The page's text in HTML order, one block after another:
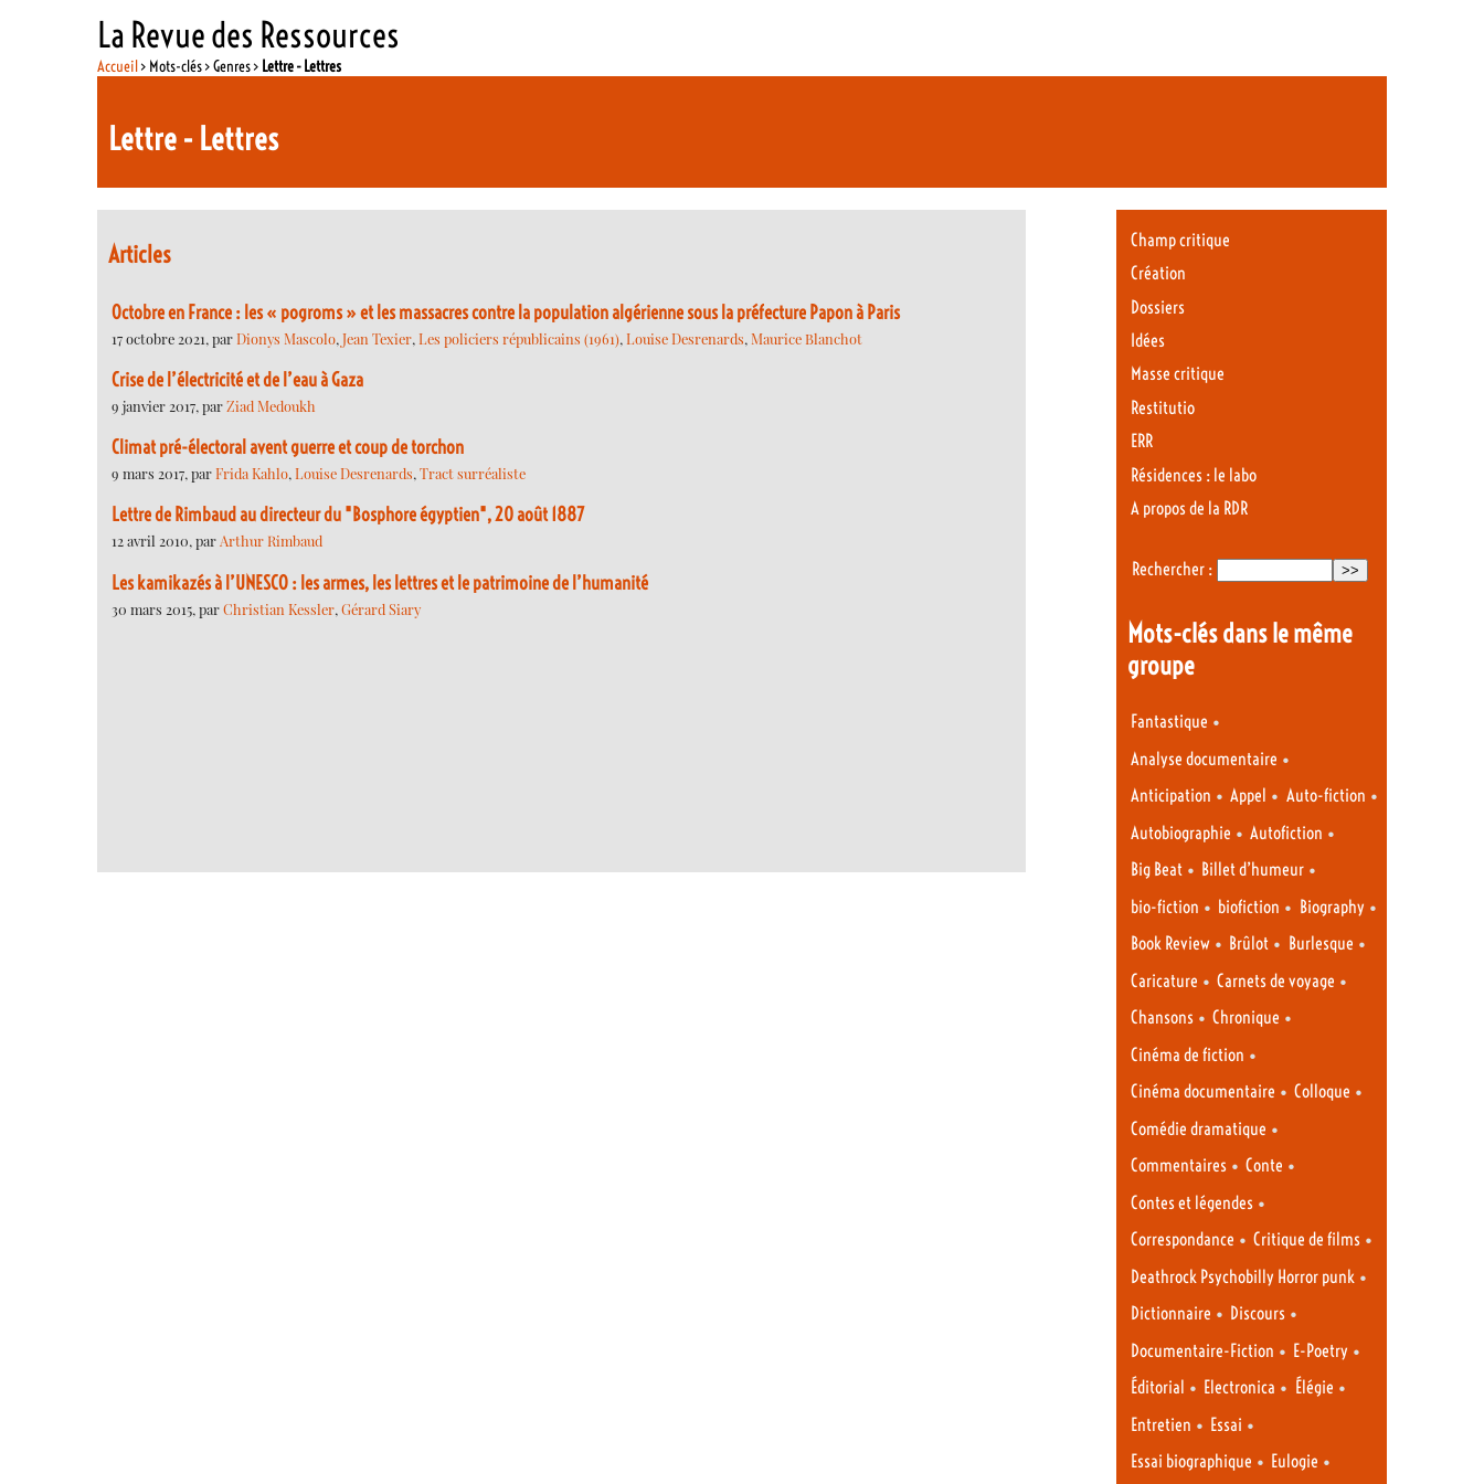
La Revue des Ressources
Accueil> Mots-clés > Genres > Lettre - Lettres
Lettre - Lettres
Articles
Octobre en France : les « pogroms » et les massacres contre la population algérienne sous la préfecture Papon à Paris
17 octobre 2021, parDionys Mascolo, Jean Texier, Les policiers républicains (1961), Louise Desrenards, Maurice Blanchot
Crise de l’électricité et de l’eau à Gaza
9 janvier 2017, parZiad Medoukh
Climat pré-électoral avent guerre et coup de torchon
9 mars 2017, parFrida Kahlo, Louise Desrenards, Tract surréaliste
Lettre de Rimbaud au directeur du "Bosphore égyptien", 20 août 1887
12 avril 2010, parArthur Rimbaud
Les kamikazés à l’UNESCO : les armes, les lettres et le patrimoine de l’humanité
30 mars 2015, parChristian Kessler, Gérard Siary
Champ critique
Création
Dossiers
Idées
Masse critique
Restitutio
ERR
Résidences : le labo
A propos de la RDR
Rechercher :
Mots-clés dans le même
groupe
Fantastique •
Analyse documentaire •
Anticipation • Appel • Auto-fiction •
Autobiographie • Autofiction •
Big Beat • Billet d’humeur •
bio-fiction • biofiction • Biography •
Book Review • Brûlot • Burlesque •
Caricature • Carnets de voyage •
Chansons • Chronique •
Cinéma de fiction •
Cinéma documentaire • Colloque •
Comédie dramatique •
Commentaires • Conte •
Contes et légendes •
Correspondance • Critique de films •
Deathrock Psychobilly Horror punk •
Dictionnaire • Discours •
Documentaire-Fiction • E-Poetry •
Éditorial • Electronica • Élégie •
Entretien • Essai •
Essai biographique • Eulogie •